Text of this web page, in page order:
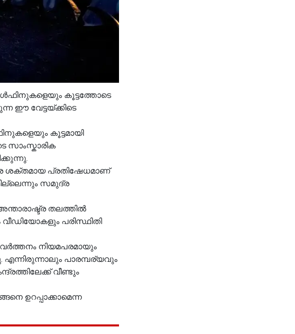
കൂട്ടത്തോടെ
ഈ വേട്ടയ്ക്കിടെ
കൂട്ടമായി
സാംസ്കാരിക
ശക്തമായ പ്രതിഷേധമാണ്
സമുദ്ര
തലത്തിൽ
പരിസ്ഥിതി
നിയമപരമായും
പാരമ്പര്യവും
വീണ്ടും
ഉറപ്പാക്കാമെന്ന